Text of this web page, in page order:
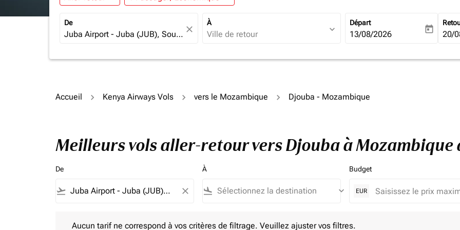
De
close
À
expand_more
Départ
fc-booking-departure-date-
13/08/2026 today fc-
20/
Accueil Kenya Airways Vols vers le Mozambique Djouba - Mozambique
Meilleurs vols aller-retour vers Djouba à Mozambique
De
flight_takeoff close
À
flight_land keyboard_arrow_down
Budget
EUR
Aucun tarif ne correspond à vos critères de filtrage. Veuillez ajuster vos filtres.